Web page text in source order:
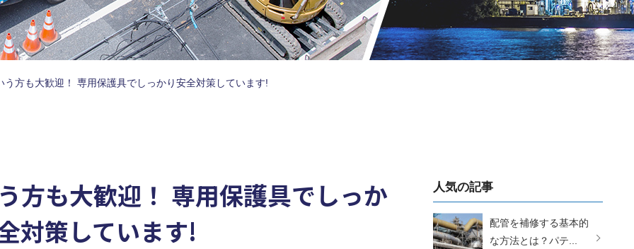
う方も大歓迎！ 専用保護具でしっかり安全対策しています!
方も大歓迎！ 専用保護具でしっか
対策しています!
人気の記事
配管を補修する基本的
な方法とは？パテ...